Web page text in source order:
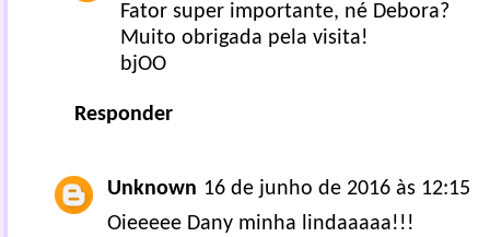
Fator super importante, né Debora?
Muito obrigada pela visita!
bjOO
Responder
Unknown 16 de junho de 2016 às 12:15
Oieeeee Dany minha lindaaaaa!!!